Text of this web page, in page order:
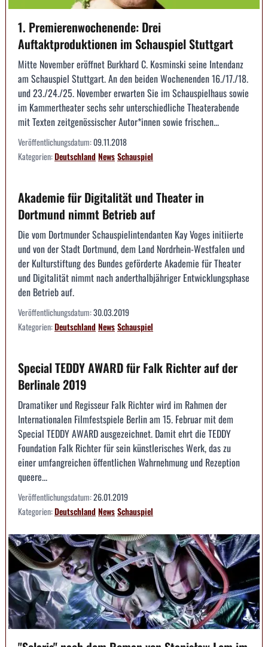
1. Premierenwochenende: Drei
Auftaktproduktionen im Schauspiel Stuttgart
Mitte November eröffnet Burkhard C. Kosminski seine Intendanz
am Schauspiel Stuttgart. An den beiden Wochenenden 16./17./18.
und 23./24./25. November erwarten Sie im Schauspielhaus sowie
im Kammertheater sechs sehr unterschiedliche Theaterabende
mit Texten zeitgenössischer Autor*innen sowie frischen...
Veröffentlichungsdatum:09.11.2018
Kategorien:DeutschlandNewsSchauspiel
Akademie für Digitalität und Theater in
Dortmund nimmt Betrieb auf
Die vom Dortmunder Schauspielintendanten Kay Voges initiierte
und von der Stadt Dortmund, dem Land Nordrhein-Westfalen und
der Kulturstiftung des Bundes geförderte Akademie für Theater
und Digitalität nimmt nach anderthalbjähriger Entwicklungsphase
den Betrieb auf.
Veröffentlichungsdatum:30.03.2019
Kategorien:DeutschlandNewsSchauspiel
Special TEDDY AWARD für Falk Richter auf der
Berlinale 2019
Dramatiker und Regisseur Falk Richter wird im Rahmen der
Internationalen Filmfestspiele Berlin am 15. Februar mit dem
Special TEDDY AWARD ausgezeichnet. Damit ehrt die TEDDY
Foundation Falk Richter für sein künstlerisches Werk, das zu
einer umfangreichen öffentlichen Wahrnehmung und Rezeption
queere...
Veröffentlichungsdatum:26.01.2019
Kategorien:DeutschlandNewsSchauspiel